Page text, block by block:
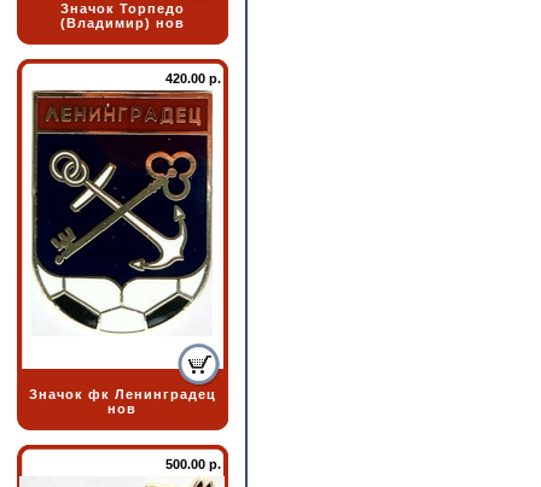
Значок Торпедо
(Владимир) нов
420.00 р.
Значок фк Ленинградец
нов
500.00 р.